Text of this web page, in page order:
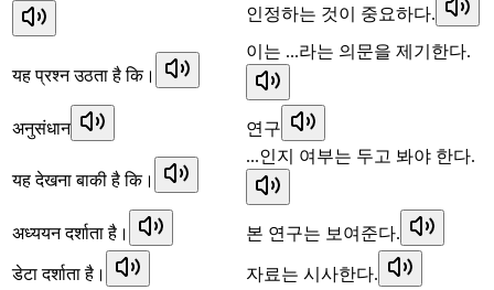
인정하는 것이 중요하다.
यह प्रश्न उठता है कि।
이는 ...라는 의문을 제기한다.
अनुसंधान 연구
यह देखना बाकी है कि।
...인지 여부는 두고 봐야 한다.
अध्ययन दर्शाता है। 본 연구는 보여준다.
डेटा दर्शाता है। 자료는 시사한다.